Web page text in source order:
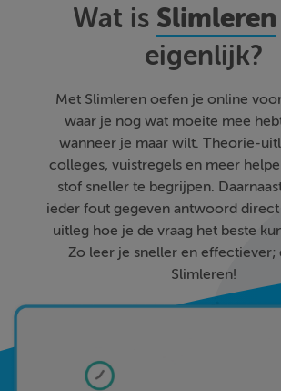
Wat is Slimleren
eigenlijk?
Met Slimleren oefen je online
waar je nog wat moeite mee
wanneer je maar wilt. Theorie-
colleges, vuistregels en meer
stof sneller te begrijpen.
ieder fout gegeven antwoord
uitleg hoe je de vraag het beste
Zo leer je sneller en effectiever;
Slimleren!